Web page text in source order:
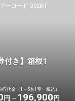
ーコード Q02BIF
付き】箱根1
代金（1～5名1室・税込）
円 196,900 円